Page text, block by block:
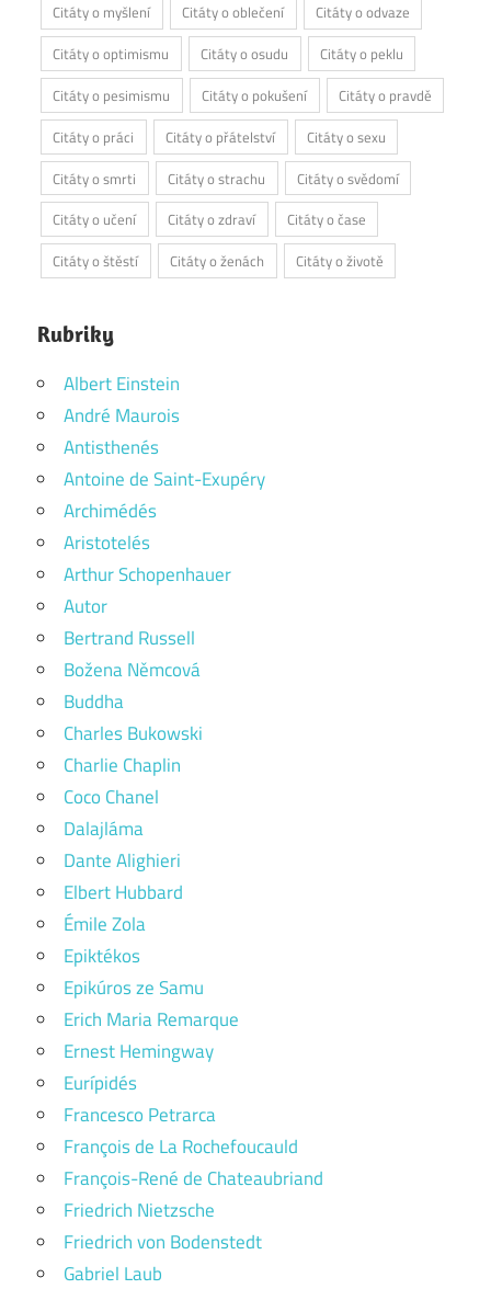
Citáty o myšlení Citáty o oblečení
Citáty o odvaze
Citáty o optimismu
Citáty o osudu
Citáty o peklu
Citáty o pesimismu
Citáty o pokušení
Citáty o pravdě
Citáty o práci
Citáty o přátelství
Citáty o sexu
Citáty o smrti
Citáty o strachu
Citáty o svědomí
Citáty o učení
Citáty o zdraví
Citáty o čase
Citáty o štěstí
Citáty o ženách Citáty o životě
Rubriky
Albert Einstein
André Maurois
Antisthenés
Antoine de Saint-Exupéry
Archimédés
Aristotelés
Arthur Schopenhauer
Autor
Bertrand Russell
Božena Němcová
Buddha
Charles Bukowski
Charlie Chaplin
Coco Chanel
Dalajláma
Dante Alighieri
Elbert Hubbard
Émile Zola
Epiktékos
Epikúros ze Samu
Erich Maria Remarque
Ernest Hemingway
Eurípidés
Francesco Petrarca
François de La Rochefoucauld
François-René de Chateaubriand
Friedrich Nietzsche
Friedrich von Bodenstedt
Gabriel Laub